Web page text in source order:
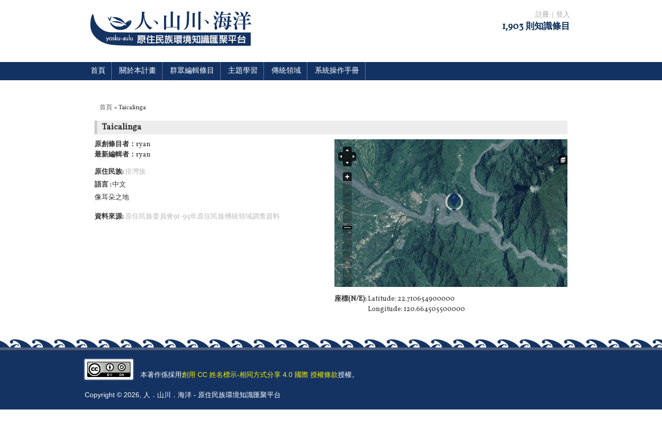
註冊 登入
1,903 則知識條目
首頁 關於本計畫 群眾編輯條目 主題學習 傳統領域 系統操作手冊
您在這裡
首頁 » Taicalinga
Taicalinga
原創條目者： ryan
最新編輯者： ryan
原住民族:排灣族
語言 中文
像耳朵之地
資料來源: 原住民族委員會91-95年原住民族傳統領域調查資料
座標(N/E):Latitude: 22.710654900000
Longitude: 120.664505500000
本著作係採用創用 CC 姓名標示-相同方式分享 4.0 國際 授權條款授權。
Copyright © 2026, 人．山川．海洋 - 原住民族環境知識匯聚平台